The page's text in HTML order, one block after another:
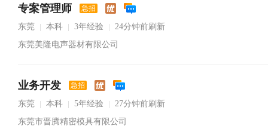
专案管理师 急招
东莞 本科 3年经验
24分钟前刷新
东莞美隆电声器材有限公司
业务开发 急招
东莞 本科 5年经验
27分钟前刷新
东莞市晋腾精密模具有限公司